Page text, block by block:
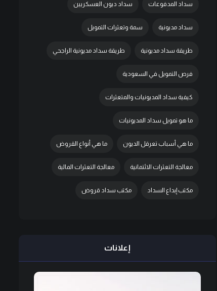
سداد المدفوعات سداد ديون العسكريين
سداد مديونية سمة وتعثرات التمويل
طريقة سداد مديونية طريقة سداد مديونية الراجحي
فرص التمويل في السعودية
كيفية سداد المديونيات والمتعثرات
ما هو تمويل سداد المديونيات
ما هي أسباب تعرقل الديون ما هي أنواع القروض
معالجة التعثرات الائتمانية معالجة التعثرات المالية
مكتب إبداع السداد مكتب سداد قروض
إعلانات